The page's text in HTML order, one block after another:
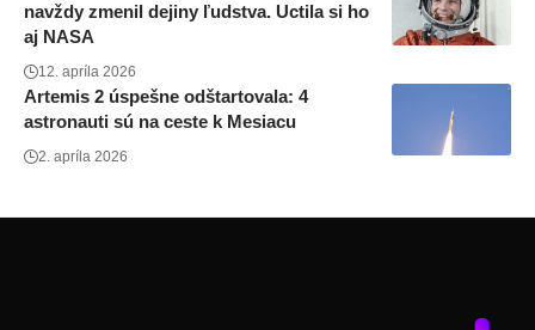
navždy zmenil dejiny ľudstva. Uctila si ho
aj NASA
12. apríla 2026
Artemis 2 úspešne odštartovala: 4
astronauti sú na ceste k Mesiacu
2. apríla 2026